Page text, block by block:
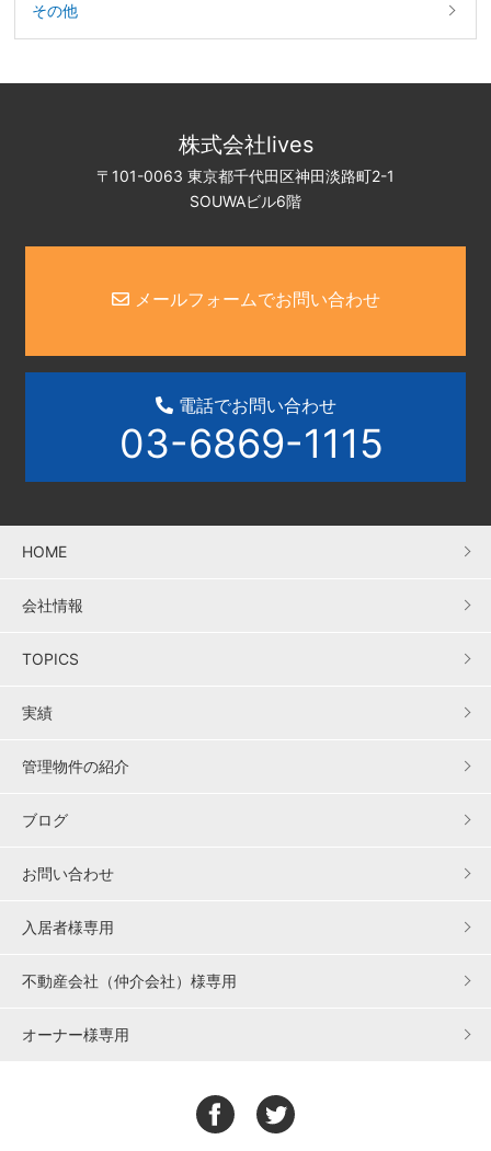
その他
株式会社lives
〒101-0063 東京都千代田区神田淡路町2-1
SOUWAビル6階
メールフォームでお問い合わせ
電話でお問い合わせ
03-6869-1115
HOME
会社情報
TOPICS
実績
管理物件の紹介
ブログ
お問い合わせ
入居者様専用
不動産会社（仲介会社）様専用
オーナー様専用